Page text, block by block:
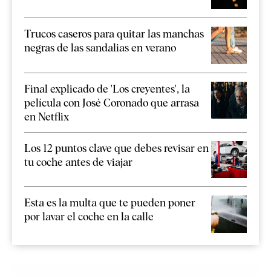
Trucos caseros para quitar las manchas
negras de las sandalias en verano
Final explicado de 'Los creyentes', la
película con José Coronado que arrasa
en Netflix
Los 12 puntos clave que debes revisar en
tu coche antes de viajar
Esta es la multa que te pueden poner
por lavar el coche en la calle